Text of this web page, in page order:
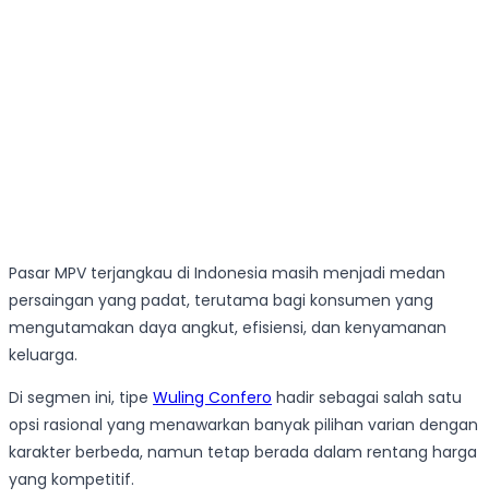
Pasar MPV terjangkau di Indonesia masih menjadi medan
persaingan yang padat, terutama bagi konsumen yang
mengutamakan daya angkut, efisiensi, dan kenyamanan
keluarga.
Di segmen ini, tipe Wuling Confero hadir sebagai salah satu
opsi rasional yang menawarkan banyak pilihan varian dengan
karakter berbeda, namun tetap berada dalam rentang harga
yang kompetitif.